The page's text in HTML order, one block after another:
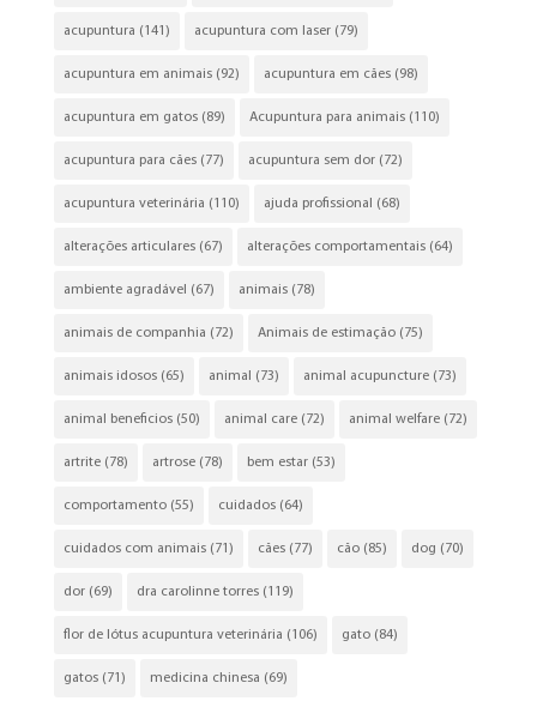
acupuntura (141) acupuntura com laser(79)
acupuntura em animais(92) acupuntura em cães(98)
acupuntura em gatos(89) Acupuntura para animais(110)
acupuntura para cães(77) acupuntura sem dor(72)
acupuntura veterinária (110) ajuda profissional (68)
alterações articulares(67) alterações comportamentais(64)
ambiente agradável (67) animais(78)
animais de companhia (72) Animais de estimação(75)
animais idosos(65) animal (73) animal acupuncture(73)
animal beneficios(50) animal care(72) animal welfare(72)
artrite(78) artrose(78) bem estar(53)
comportamento(55) cuidados(64)
cuidados com animais(71) cães(77) cão(85) dog (70)
dor(69) dra carolinne torres(119)
flor de lótus acupuntura veterinária (106) gato(84)
gatos(71) medicina chinesa (69)